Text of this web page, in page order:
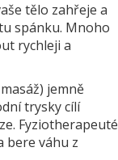
tělo zahřeje a
spánku. Mnoho
rychleji a
jemně
trysky cílí
Fyziotherapeuté
bere váhu z